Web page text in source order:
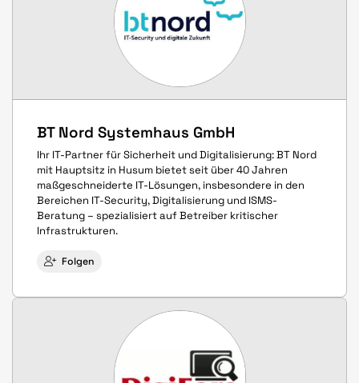
BT Nord Systemhaus GmbH
Ihr IT-Partner für Sicherheit und Digitalisierung: BT Nord
mit Hauptsitz in Husum bietet seit über 40 Jahren
maßgeschneiderte IT-Lösungen, insbesondere in den
Bereichen IT-Security, Digitalisierung und ISMS-
Beratung – spezialisiert auf Betreiber kritischer
Infrastrukturen.
Folgen